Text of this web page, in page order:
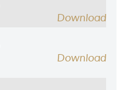
Download
Download